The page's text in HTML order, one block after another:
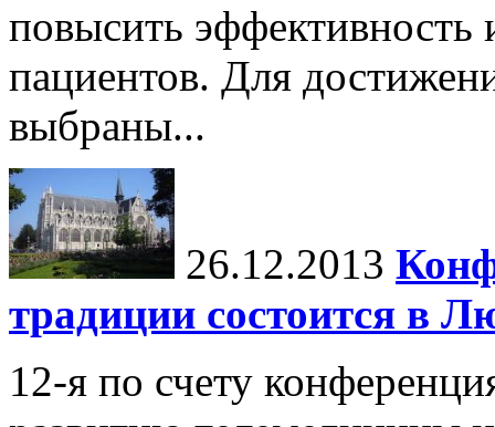
повысить эффективность
пациентов. Для
выбраны...
26.12.2013
традиции состоится в
12-я по счету